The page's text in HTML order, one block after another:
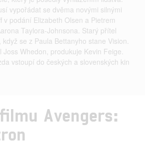
vypořádat se dvěma novými silnými
v podání Elizabeth Olsen a Pietrem
Taylora-Johnsona. Starý přítel
se z Paula Bettanyho stane Vision.
Whedon, produkuje Kevin Feige.
vstoupí do českých a slovenských kin
Avengers: